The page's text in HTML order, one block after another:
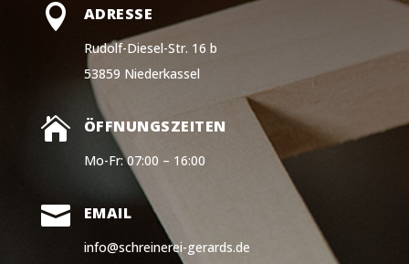
 ADRESSE
Rudolf-Diesel-Str. 16 b
53859 Niederkassel
 ÖFFNUNGSZEITEN
Mo-Fr: 07:00 – 16:00
 EMAIL
info@schreinerei-gerards.de